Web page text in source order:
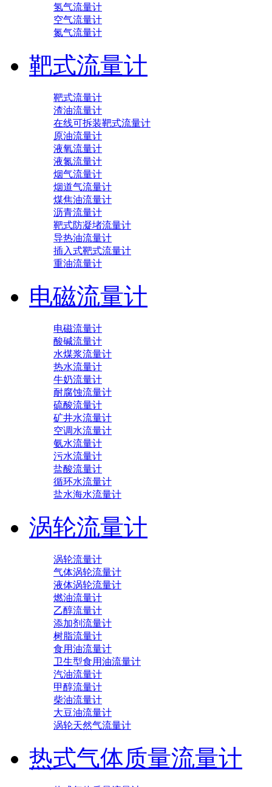
氢气流量计
空气流量计
氮气流量计
靶式流量计
靶式流量计
渣油流量计
在线可拆装靶式流量计
原油流量计
液氧流量计
液氮流量计
烟气流量计
烟道气流量计
煤焦油流量计
沥青流量计
靶式防凝堵流量计
导热油流量计
插入式靶式流量计
重油流量计
电磁流量计
电磁流量计
酸碱流量计
水煤浆流量计
热水流量计
牛奶流量计
耐腐蚀流量计
硫酸流量计
矿井水流量计
空调水流量计
氨水流量计
污水流量计
盐酸流量计
循环水流量计
盐水海水流量计
涡轮流量计
涡轮流量计
气体涡轮流量计
液体涡轮流量计
燃油流量计
乙醇流量计
添加剂流量计
树脂流量计
食用油流量计
卫生型食用油流量计
汽油流量计
甲醇流量计
柴油流量计
大豆油流量计
涡轮天然气流量计
热式气体质量流量计